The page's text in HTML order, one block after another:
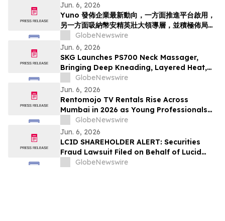
Jun. 6, 2026
Yuno 發佈企業最新動向，一方面推進平台啟用，
另一方面吸納幣安精英壯大領導層，並積極佈局全
球預測市場增長
GlobeNewswire
Jun. 6, 2026
SKG Launches PS700 Neck Massager,
Bringing Deep Kneading, Layered Heat,
and Immersive Audio to Everyday
Recovery
GlobeNewswire
Jun. 6, 2026
Rentomojo TV Rentals Rise Across
Mumbai in 2026 as Young Professionals
and Short-Term Renters Reconsider The
Prohibitive Cost of Television Ownership
GlobeNewswire
Jun. 6, 2026
LCID SHAREHOLDER ALERT: Securities
Fraud Lawsuit Filed on Behalf of Lucid
Group, Inc. Investors - Contact Kirby
GlobeNewswire